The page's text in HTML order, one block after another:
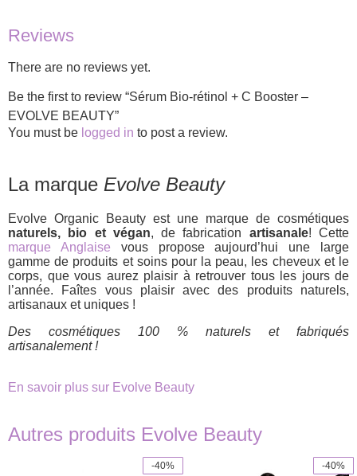
Reviews
There are no reviews yet.
Be the first to review “Sérum Bio-rétinol + C Booster –
EVOLVE BEAUTY”
You must be logged in to post a review.
La marque Evolve Beauty
Evolve Organic Beauty est une marque de cosmétiques
naturels, bio et végan, de fabrication artisanale! Cette
marque Anglaise vous propose aujourd’hui une large
gamme de produits et soins pour la peau, les cheveux et le
corps, que vous aurez plaisir à retrouver tous les jours de
l’année. Faîtes vous plaisir avec des produits naturels,
artisanaux et uniques !
Des cosmétiques 100 % naturels et fabriqués
artisanalement !
En savoir plus sur Evolve Beauty
Autres produits Evolve Beauty
-40% -40%